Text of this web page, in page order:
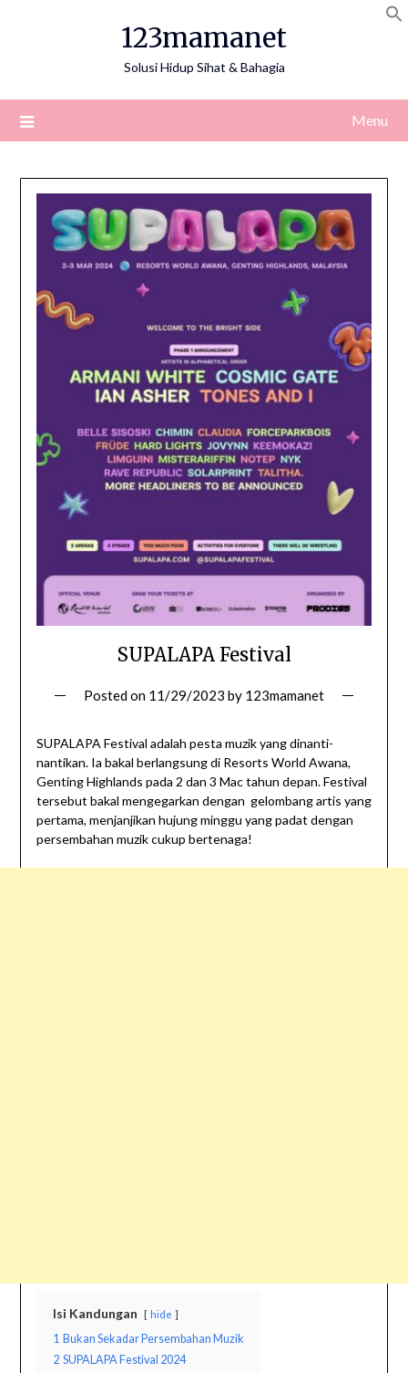
123mamanet
Solusi Hidup Sihat & Bahagia
Menu
SUPALAPA Festival
Posted on 11/29/2023 by 123mamanet
SUPALAPA Festival adalah pesta muzik yang dinanti-
nantikan. Ia bakal berlangsung di Resorts World Awana,
Genting Highlands pada 2 dan 3 Mac tahun depan. Festival
tersebut bakal mengegarkan dengan gelombang artis yang
pertama, menjanjikan hujung minggu yang padat dengan
persembahan muzik cukup bertenaga!
Isi Kandungan hide
1 Bukan Sekadar Persembahan Muzik
2 SUPALAPA Festival 2024